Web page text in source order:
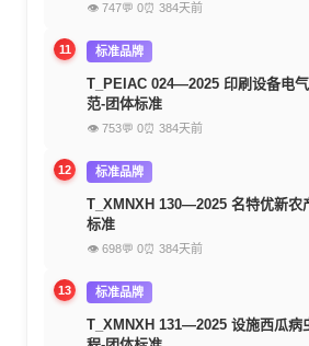
👁 747💬 0⏰ 384天前
11 标准品牌
T_PEIAC 024—2025 印刷设备电
范-团体标准
👁 753💬 0⏰ 384天前
12 标准品牌
T_XMNXH 130—2025 名特优新农
标准
👁 698💬 0⏰ 384天前
13 标准品牌
T_XMNXH 131—2025 设施西瓜病